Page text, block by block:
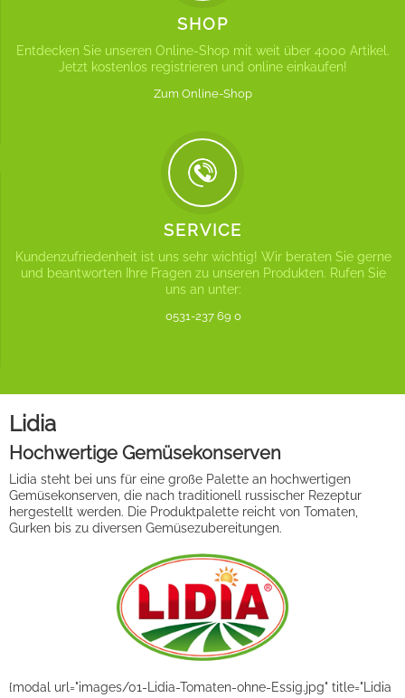
SHOP
Entdecken Sie unseren Online-Shop mit weit über 4000 Artikel.
Jetzt kostenlos registrieren und online einkaufen!
Zum Online-Shop
SERVICE
Kundenzufriedenheit ist uns sehr wichtig! Wir beraten Sie gerne
und beantworten Ihre Fragen zu unseren Produkten. Rufen Sie
uns an unter:
0531-237 69 0
Lidia
Hochwertige Gemüsekonserven
Lidia steht bei uns für eine große Palette an hochwertigen
Gemüsekonserven, die nach traditionell russischer Rezeptur
hergestellt werden. Die Produktpalette reicht von Tomaten,
Gurken bis zu diversen Gemüsezubereitungen.
{modal url="images/01-Lidia-Tomaten-ohne-Essig.jpg" title="Lidia